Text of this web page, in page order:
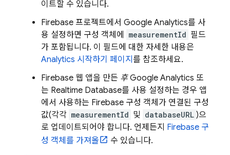
이트할 수 있습니다.
Firebase 프로젝트에서 Google Analytics를 사
용 설정하면 구성 객체에
measurementId 필드
가 포함됩니다. 이 필드에 대한 자세한 내용은
Analytics 시작하기 페이지 를 참조하세요.
Firebase 웹 앱을 만든 후 Google Analytics 또
는 Realtime Database를 사용 설정하는 경우 앱
에서 사용하는 Firebase 구성 객체가 연결된 구성
값(각각 measurementId 및 databaseURL )으
로 업데이트되어야 합니다. 언제든지 Firebase 구
성 객체를 가져올
수 있습니다.